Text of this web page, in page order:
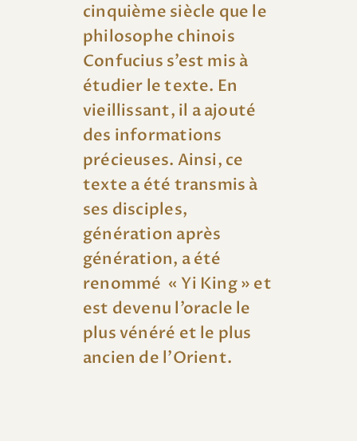
cinquième siècle que le
philosophe chinois
Confucius s’est mis à
étudier le texte. En
vieillissant, il a ajouté
des informations
précieuses. Ainsi, ce
texte a été transmis à
ses disciples,
génération après
génération, a été
renommé « Yi King » et
est devenu l’oracle le
plus vénéré et le plus
ancien de l’Orient.